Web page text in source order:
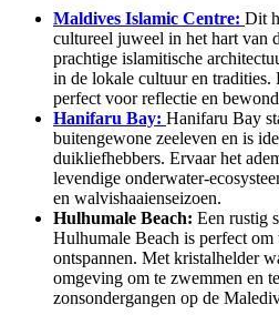
Maldives Islamic Centre: Dit
cultureel juweel in het hart van
prachtige islamitische
in de lokale cultuur en tradities.
perfect voor reflectie en
Hanifaru Bay: Hanifaru Bay
buitengewone zeeleven en is
duikliefhebbers. Ervaar het
levendige onderwater-
en walvishaaienseizoen.
Hulhumale Beach: Een rustig
Hulhumale Beach is perfect om
ontspannen. Met kristalhelder
omgeving om te zwemmen en
zonsondergangen op de